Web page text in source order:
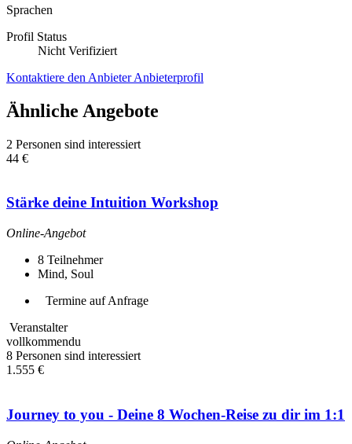
Sprachen
Profil Status
Nicht Verifiziert
Kontaktiere den AnbieterAnbieterprofil
Ähnliche Angebote
2 Personen sind interessiert
44 €
Stärke deine Intuition Workshop
Online-Angebot
8 Teilnehmer
Mind, Soul
Termine auf Anfrage
Veranstalter
vollkommendu
8 Personen sind interessiert
1.555 €
Journey to you - Deine 8 Wochen-Reise zu dir im 1:1